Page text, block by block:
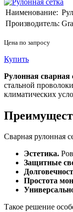
Наименование:
Производитель:
Цена по запросу
Купить
Рулонная сварная
стальной
климатических
Сварная рулонная
Эстетика.
Защитные
Простота
Такое решение